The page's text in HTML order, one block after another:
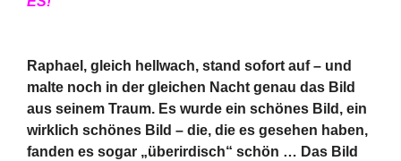
Raphael, gleich hellwach, stand sofort auf – und
malte noch in der gleichen Nacht genau das Bild
aus seinem Traum. Es wurde ein schönes Bild, ein
wirklich schönes Bild – die, die es gesehen haben,
fanden es sogar „überirdisch“ schön … Das Bild